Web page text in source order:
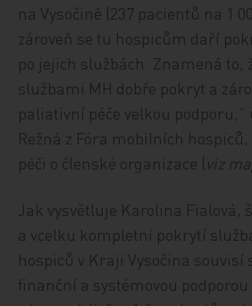
na Vysočině (237 pacientů na 1
zároveň se tu hospicům daří
po jejich službách. Znamená to,
službami MH dobře pokryt a
paliativní péče velkou
Režná z Fóra mobilních
péči o členské organizace (viz
Jak vysvětluje Karolina Fialová,
a vcelku kompletní pokrytí
hospiců v Kraji Vysočina souvisí
finanční a systémovou podporou